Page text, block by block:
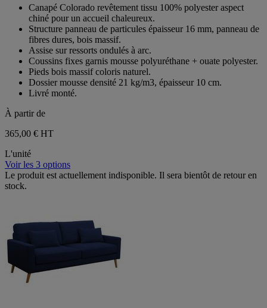
étoiles.
Canapé Colorado revêtement tissu 100% polyester aspect
chiné pour un accueil chaleureux.
Structure panneau de particules épaisseur 16 mm, panneau de
fibres dures, bois massif.
Assise sur ressorts ondulés à arc.
Coussins fixes garnis mousse polyuréthane + ouate polyester.
Pieds bois massif coloris naturel.
Dossier mousse densité 21 kg/m3, épaisseur 10 cm.
Livré monté.
À partir de
365,00 € HT
L'unité
Voir les 3 options
Le produit est actuellement indisponible. Il sera bientôt de retour en
stock.